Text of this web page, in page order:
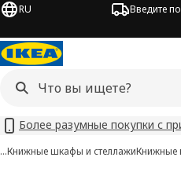
RU Введите
Более разумные покупки с
…Книжные шкафы и стеллажи